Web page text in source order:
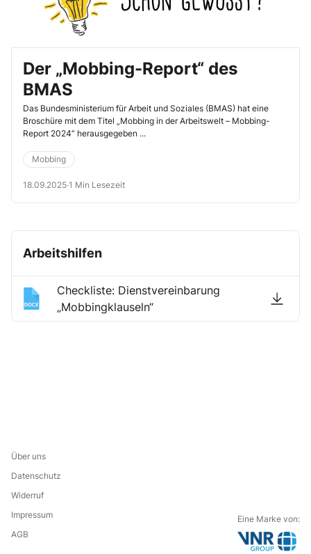
Der „Mobbing-Report“ des
BMAS
Das Bundesministerium für Arbeit und Soziales (BMAS) hat eine
Broschüre mit dem Titel „Mobbing in der Arbeitswelt – Mobbing-
Report 2024“ herausgegeben ...
Mobbing
18.09.2025·1 Min Lesezeit
Arbeitshilfen
Checkliste: Dienstvereinbarung
„Mobbingklauseln“
Über uns
Datenschutz
Widerruf
Impressum
AGB
Eine Marke von: